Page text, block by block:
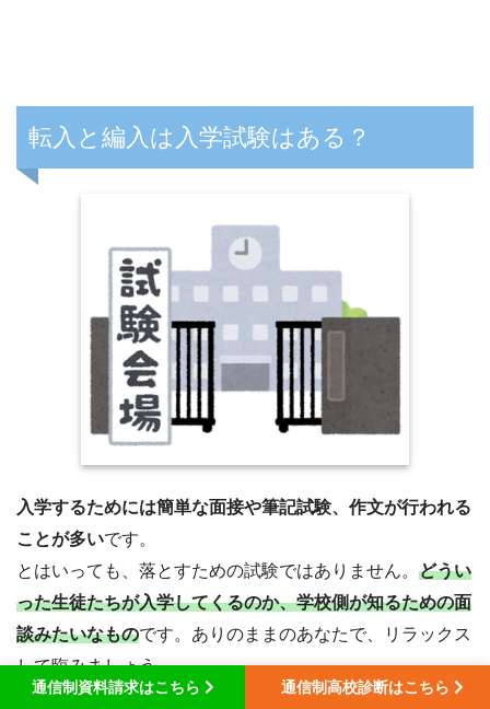
転入と編入は入学試験はある？
入学するためには簡単な面接や筆記試験、作文が行われる
ことが多いです。
とはいっても、落とすための試験ではありません。 どうい
った生徒たちが入学してくるのか、学校側が知るための面
談みたいなものです。ありのままのあなたで、リラックス
して臨みましょう。
通信制資料請求はこちら 通信制高校診断はこちら